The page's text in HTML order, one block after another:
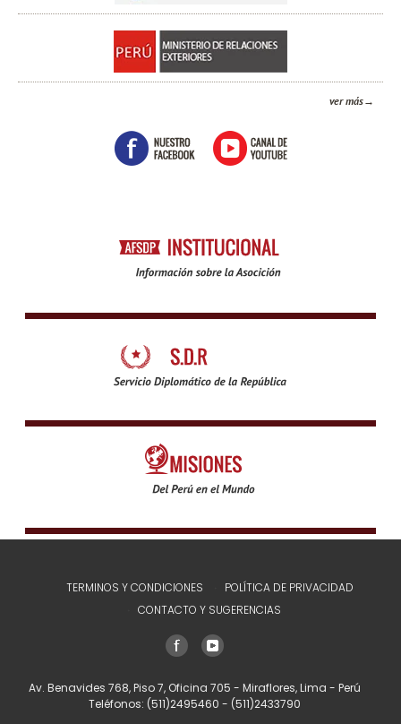
ver más
TERMINOS Y CONDICIONES
POLÍTICA DE PRIVACIDAD
CONTACTO Y SUGERENCIAS
Av. Benavides 768, Piso 7, Oficina 705 - Miraflores, Lima - Perú
Teléfonos: (511)2495460 - (511)2433790